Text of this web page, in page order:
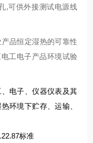
,可供外接测试电源线
品恒定湿热的可靠性
工电子产品环境试验
电子、仪器仪表及其
环境下贮存、运输、
标准